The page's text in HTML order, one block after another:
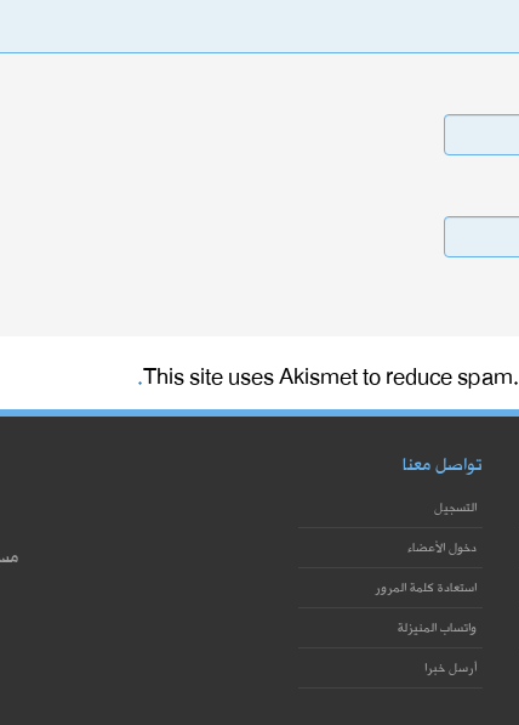
This site uses Akismet to reduce spam.
تواصل معنا
التسجيل
دخول الأعضاء
استعادة كلمة المرور
واتساب المنيزلة
أرسل خبرا